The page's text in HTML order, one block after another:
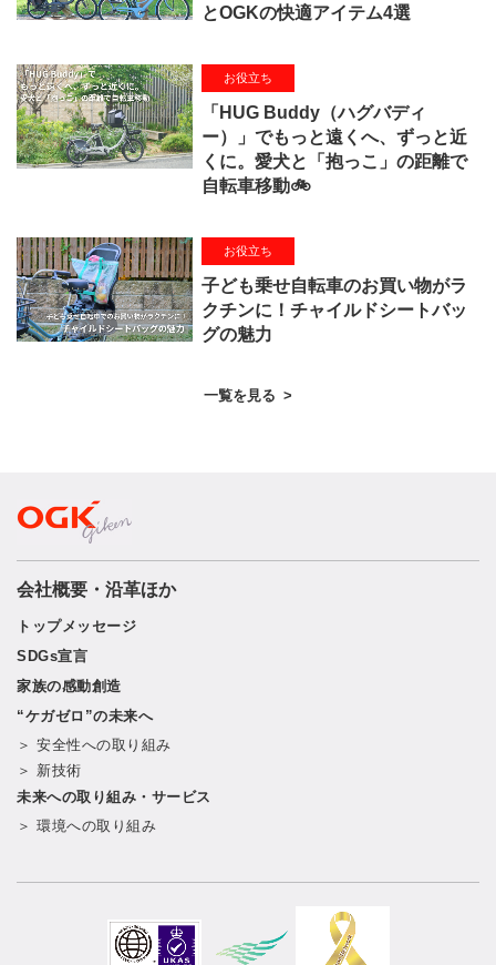
とOGKの快適アイテム4選
お役立ち
「HUG Buddy（ハグバディ
ー）」でもっと遠くへ、ずっと近
くに。愛犬と「抱っこ」の距離で
自転車移動🚲
お役立ち
子ども乗せ自転車のお買い物がラ
クチンに！チャイルドシートバッ
グの魅力
一覧を見る >
会社概要・沿革ほか
トップメッセージ
SDGs宣言
家族の感動創造
“ケガゼロ”の未来へ
＞ 安全性への取り組み
＞ 新技術
未来への取り組み・サービス
＞ 環境への取り組み